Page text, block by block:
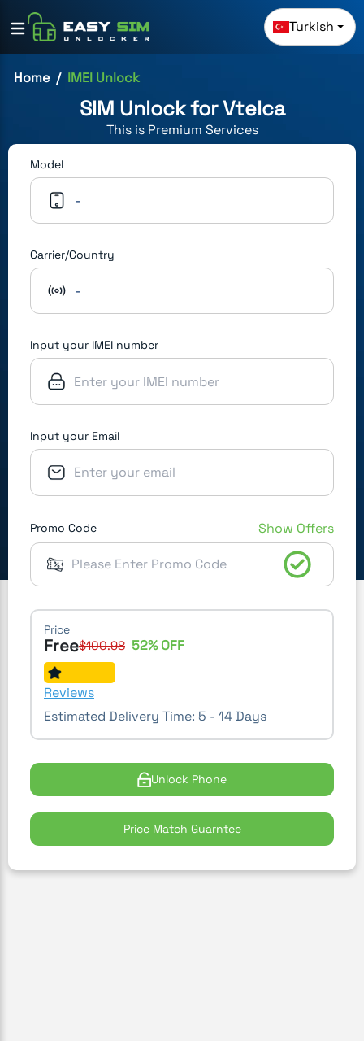
Turkish
Home IMEI Unlock
SIM Unlock forVtelca
This is Premium Services
Model
-
Carrier/Country
-
Input your IMEI number
Input your Email
Promo Code Show Offers
Price
Free$100.98 52% OFF
Reviews
Estimated Delivery Time: 5 - 14 Days
Unlock Phone
Price Match Guarntee